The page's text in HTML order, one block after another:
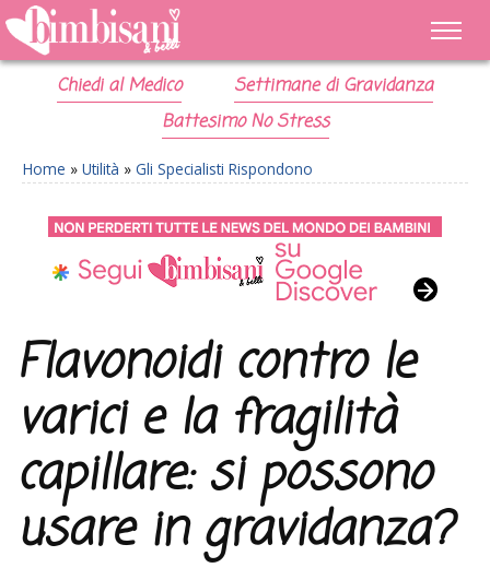
Chiedi al Medico
Settimane di Gravidanza
Battesimo No Stress
Home » Utilità » Gli Specialisti Rispondono
Flavonoidi contro le
varici e la fragilità
capillare: si possono
usare in gravidanza?